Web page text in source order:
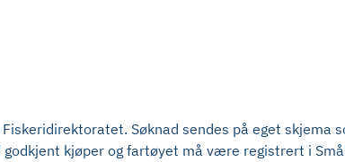
Søknad sendes på eget skjema
kjøper og fartøyet må være registrert i